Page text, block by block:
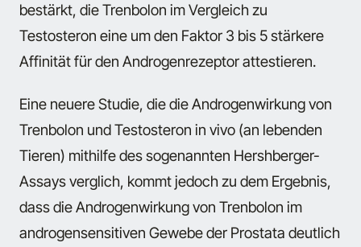
bestärkt, die Trenbolon im Vergleich zu
Testosteron eine um den Faktor 3 bis 5 stärkere
Affinität für den Androgenrezeptor attestieren.
Eine neuere Studie, die die Androgenwirkung von
Trenbolon und Testosteron in vivo (an lebenden
Tieren) mithilfe des sogenannten Hershberger-
Assays verglich, kommt jedoch zu dem Ergebnis,
dass die Androgenwirkung von Trenbolon im
androgensensitiven Gewebe der Prostata deutlich